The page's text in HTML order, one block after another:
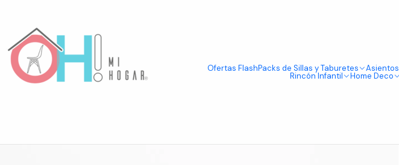
Ofertas FlashPacks de Sillas y Taburetes Asientos
Rincón Infantil Home Deco
Comedor